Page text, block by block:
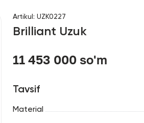
Artikul : UZK0227
Brilliant Uzuk
11 453 000 so'm
Tavsif
Material